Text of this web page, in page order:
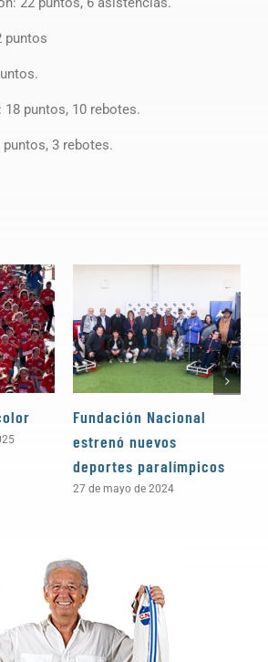
puntos
puntos, 10 rebotes.
3 rebotes.
Fundación Nacional
estrenó nuevos
deportes paralímpicos
27 de mayo de 2024